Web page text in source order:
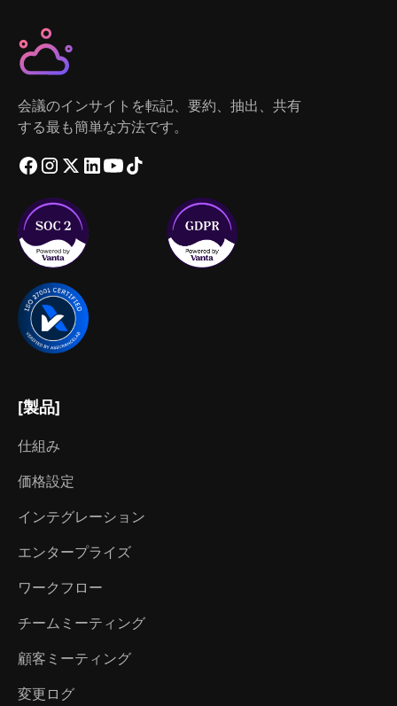
会議のインサイトを転記、要約、抽出、共有
する最も簡単な方法です。
[製品]
仕組み
価格設定
インテグレーション
エンタープライズ
ワークフロー
チームミーティング
顧客ミーティング
変更ログ